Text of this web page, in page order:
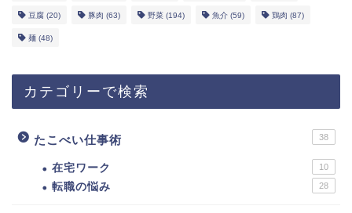
豆腐 (20) 豚肉 (63) 野菜 (194) 魚介 (59) 鶏肉 (87)
麺 (48)
カテゴリーで検索
たこべい仕事術 38
在宅ワーク 10
転職の悩み 28